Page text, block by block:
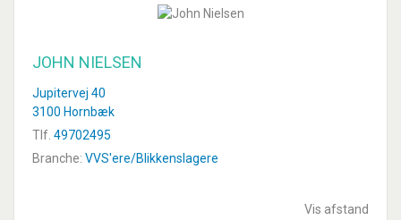
JOHN NIELSEN
Jupitervej 40
3100 Hornbæk
Tlf. 49702495
Branche: VVS'ere/Blikkenslagere
Vis afstand